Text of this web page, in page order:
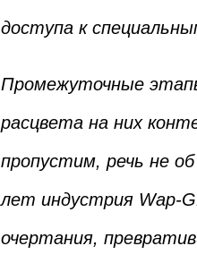
доступа к
Промежуточные
расцвета на них
пропустим, речь не
лет индустрия Wap-
очертания,